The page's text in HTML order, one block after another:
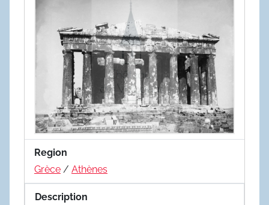
Region
Grèce / Athènes
Description